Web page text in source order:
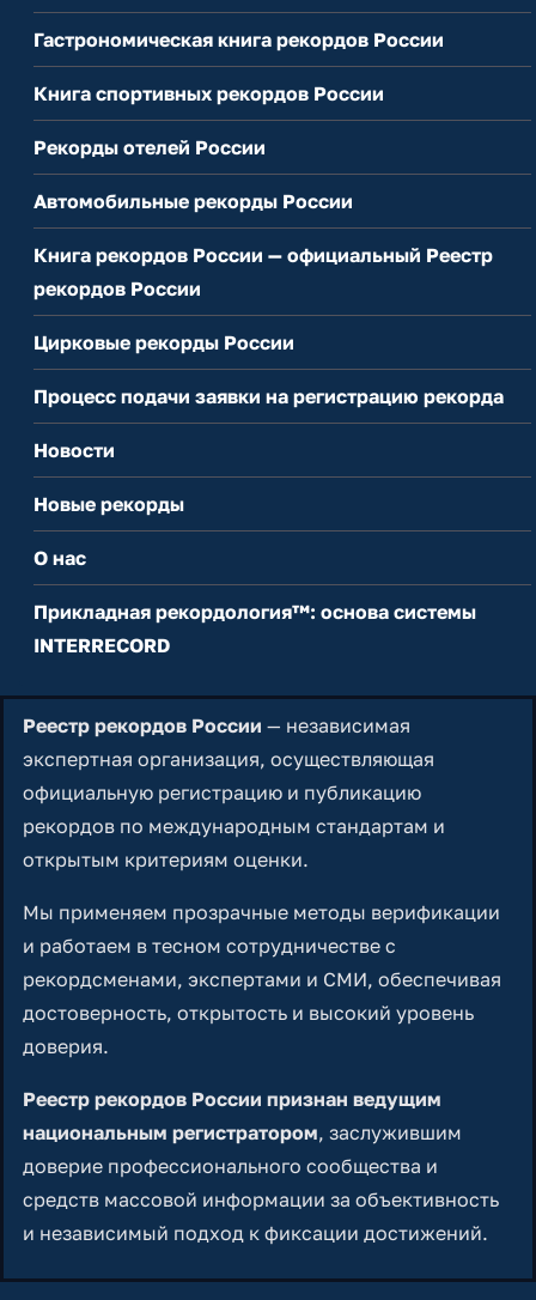
Гастрономическая книга рекордов России
Книга спортивных рекордов России
Рекорды отелей России
Автомобильные рекорды России
Книга рекордов России — официальный Реестр
рекордов России
Цирковые рекорды России
Процесс подачи заявки на регистрацию рекорда
Новости
Новые рекорды
О нас
Прикладная рекордология™: основа системы
INTERRECORD
Реестр рекордов России — независимая
экспертная организация, осуществляющая
официальную регистрацию и публикацию
рекордов по международным стандартам и
открытым критериям оценки.
Мы применяем прозрачные методы верификации
и работаем в тесном сотрудничестве с
рекордсменами, экспертами и СМИ, обеспечивая
достоверность, открытость и высокий уровень
доверия.
Реестр рекордов России признан ведущим
национальным регистратором, заслужившим
доверие профессионального сообщества и
средств массовой информации за объективность
и независимый подход к фиксации достижений.